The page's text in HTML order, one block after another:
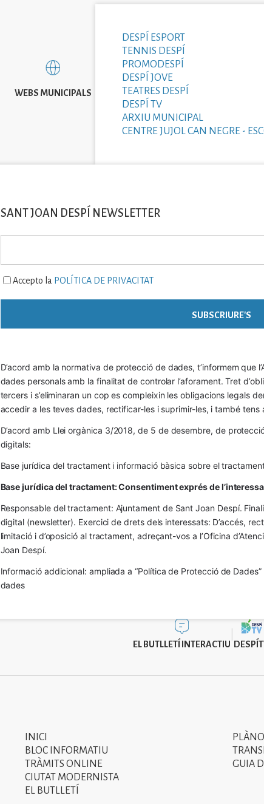
WEBS MUNICIPALS
DESPÍ ESPORT
TENNIS DESPÍ
PROMODESPÍ
DESPÍ JOVE
TEATRES DESPÍ
DESPÍ TV
ARXIU MUNICIPAL
CENTRE JUJOL CAN NEGRE -
SANT JOAN DESPÍ NEWSLETTER
Accepto la POLÍTICA DE PRIVACITAT
D’acord amb la normativa de protecció de dades, t’informem que
dades personals amb la finalitat de controlar l’aforament. Tret
tercers i s’eliminaran un cop es compleixin les obligacions legals
accedir a les teves dades, rectificar-les i suprimir-les, i també
D’acord amb Llei orgànica 3/2018, de 5 de desembre, de
digitals:
Base jurídica del tractament i informació bàsica sobre el
Base jurídica del tractament: Consentiment exprés de
Responsable del tractament: Ajuntament de Sant Joan Despí.
digital (newsletter). Exercici de drets dels interessats: D’accés,
limitació i d’oposició al tractament, adreçant-vos a l’Oficina
Joan Despí.
Informació addicional: ampliada a “Política de Protecció de
dades
EL BUTLLETÍ INTERACTIU
Primer
menú
INICI
BLOC INFORMATIU
TRÀMITS ONLINE
CIUTAT MODERNISTA
EL BUTLLETÍ
Segon
menú
GUIA